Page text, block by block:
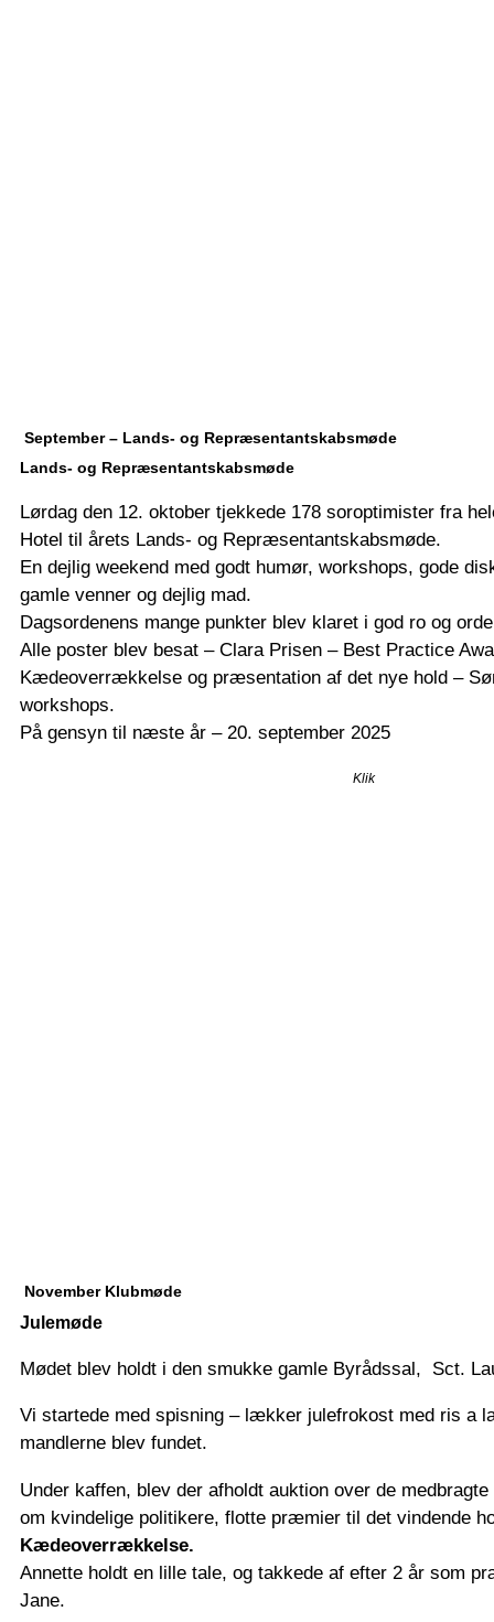
September – Lands- og Repræsentantskabsmøde
Lands- og Repræsentantskabsmøde
Lørdag den 12. oktober tjekkede 178 soroptimister fra
Hotel til årets Lands- og Repræsentantskabsmøde.
En dejlig weekend med godt humør, workshops, gode
gamle venner og dejlig mad.
Dagsordenens mange punkter blev klaret i god ro og
Alle poster blev besat – Clara Prisen – Best Practice
Kædeoverrækkelse og præsentation af det nye hold –
workshops.
På gensyn til næste år – 20. september 2025
Klik
November Klubmøde
Julemøde
Mødet blev holdt i den smukke gamle Byrådssal, Sct.
Vi startede med spisning – lækker julefrokost med ris a
mandlerne blev fundet.
Under kaffen, blev der afholdt auktion over de
om kvindelige politikere, flotte præmier til det vindende
Kædeoverrækkelse.
Annette holdt en lille tale, og takkede af efter 2 år som
Jane.